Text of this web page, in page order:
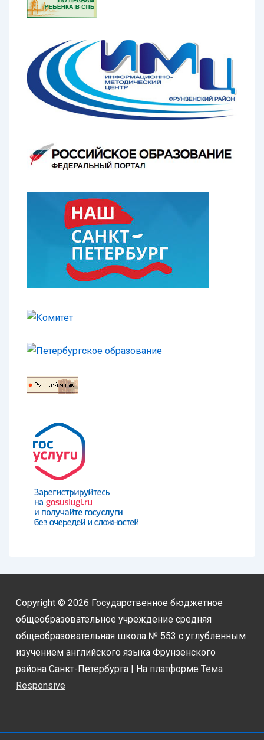
Copyright © 2026 Государственное бюджетное
общеобразовательное учреждение средняя
общеобразовательная школа № 553 с углубленным
изучением английского языка Фрунзенского
района Санкт-Петербурга | На платформе Тема
Responsive